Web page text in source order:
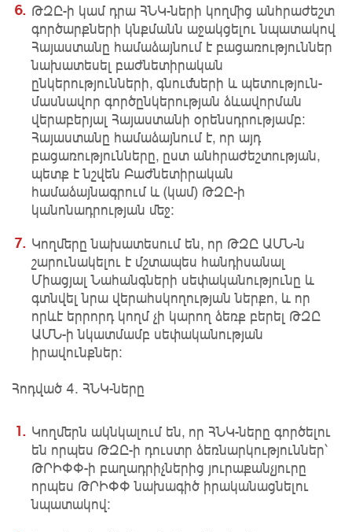
ԹԶԸ-ի կամ դրա ՀՆԿ-ների կողմից անհրաժեշտ
գործարքների կնքմանն աջակցելու նպատակով
Հայաստանը համաձայնում է բացառություններ
նախատեսել բաժնետիրական
ընկերությունների, գնումների և պետություն-
մասնավոր գործընկերության ձևավորման
վերաբերյալ Հայաստանի օրենսդրությամբ:
Հայաստանը համաձայնում է, որ այդ
բացառությունները, ըստ անհրաժեշտության,
պետք է նշվեն Բաժնետիրական
համաձայնագրում և (կամ) ԹԶԸ-ի
կանոնադրության մեջ։
Կողմերը նախատեսում են, որ ԹԶԸ ԱՄՆ-ն
շարունակելու է մշտապես հանդիսանալ
Միացյալ Նահանգների սեփականությունը և
գտնվել նրա վերահսկողության ներքո, և որ
որևէ երրորդ կողմ չի կարող ձեռք բերել ԹԶԸ
ԱՄՆ-ի նկատմամբ սեփականության
իրավունքներ։
Հոդված 4. ՀՆԿ-ները
Կողմերն ակնկալում են, որ ՀՆԿ-ները գործելու
են որպես ԹԶԸ-ի դուստր ձեռնարկություններ՝
ԹՐԻՓՓ-ի բաղադրիչներից յուրաքանչյուրը
որպես ԹՐԻՓՓ նախագիծ իրականացնելու
նպատակով։